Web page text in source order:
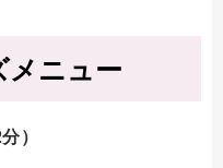
ニュー
）